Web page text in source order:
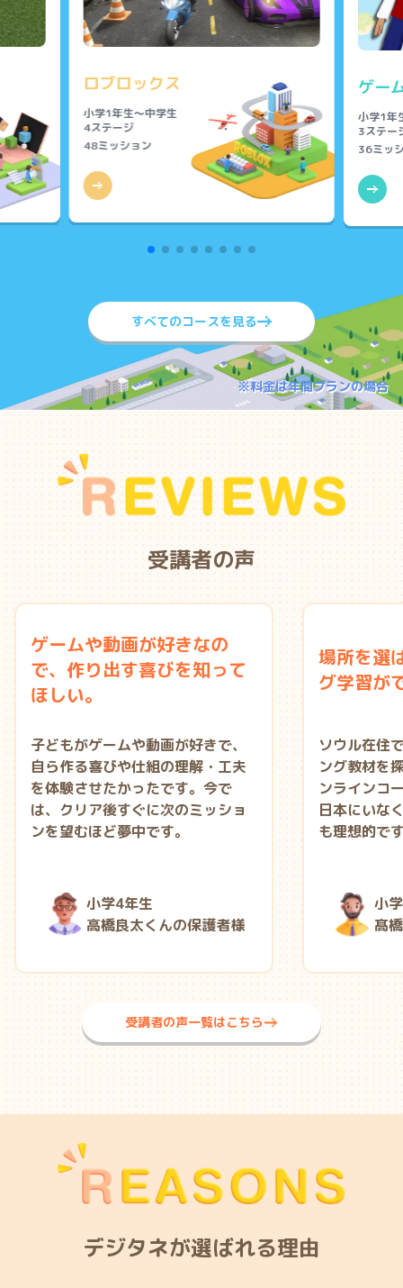
ロブロックス
小学1年生～中学生
4ステージ
48ミッション
ゲー
小学1年
3ステー
36ミッ
すべてのコースを見る
※料金は年間プランの場合
受講者の声
ゲームや動画が好きなの
で、作り出す喜びを知って
ほしい。
子どもがゲームや動画が好きで、
自ら作る喜びや仕組の理解・工夫
を体験させたかったです。今で
は、クリア後すぐに次のミッショ
ンを望むほど夢中です。
小学4年生
高橋良太くんの保護者様
場所を選
グ学習が
ソウル在住
ング教材を
ンラインコ
日本にいな
も理想的で
小
髙
受講者の声一覧はこちら
デジタネが選ばれる理由